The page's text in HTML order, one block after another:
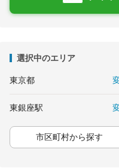
選択中のエリア
東京都
東銀座駅
市区町村から探す